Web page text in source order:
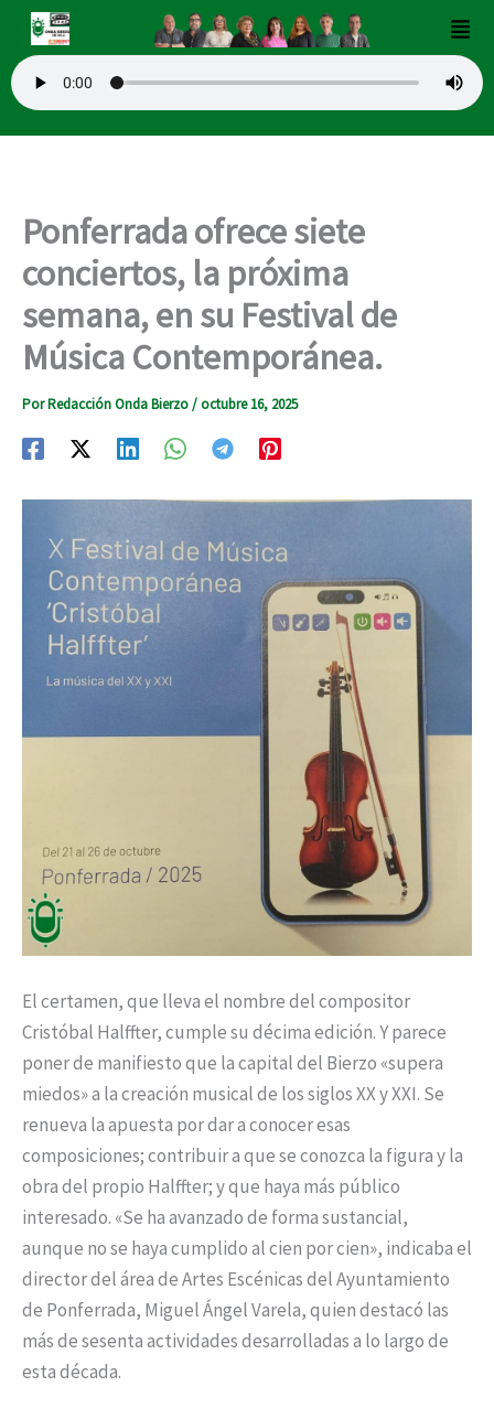
contenido
Ponferrada ofrece siete
conciertos, la próxima
semana, en su Festival de
Música Contemporánea.
PorRedacción Onda Bierzo/octubre 16, 2025
El certamen, que lleva el nombre del compositor
Cristóbal Halffter, cumple su décima edición. Y parece
poner de manifiesto que la capital del Bierzo «supera
miedos» a la creación musical de los siglos XX y XXI. Se
renueva la apuesta por dar a conocer esas
composiciones; contribuir a que se conozca la figura y la
obra del propio Halffter; y que haya más público
interesado. «Se ha avanzado de forma sustancial,
aunque no se haya cumplido al cien por cien», indicaba el
director del área de Artes Escénicas del Ayuntamiento
de Ponferrada, Miguel Ángel Varela, quien destacó las
más de sesenta actividades desarrolladas a lo largo de
esta década.